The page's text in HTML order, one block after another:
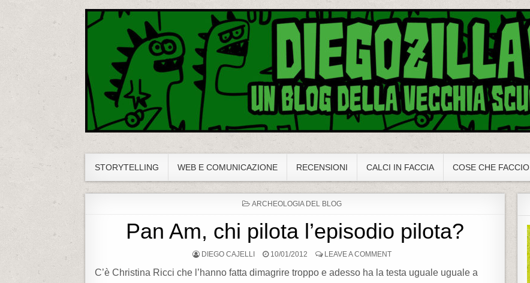
Diegozilla!
Un blog della vecchia scuola
STORYTELLING WEB E COMUNICAZIONE RECENSIONI CALCI IN FACCIA COSE CHE FACCIO
P
O
T
E
I
ARCHEOLOGIA DEL BLOG
Pan Am, chi pilota l’episodio pilota?
DIEGO CAJELLI 10/01/2012 LEAVE A COMMENT
C’è Christina Ricci che l’hanno fatta dimagrire troppo e adesso ha la testa uguale uguale a